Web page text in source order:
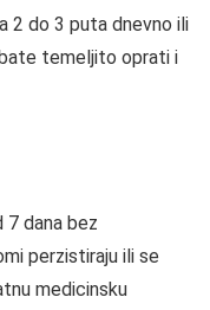
2 do 3 puta dnevno ili
temeljito oprati i
dana bez
perzistiraju ili se
medicinsku